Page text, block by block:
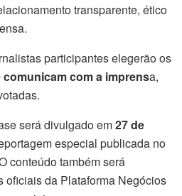
transparente, ético
participantes elegerão os
comunicam com a imprensa,
será divulgado em27 de
especial publicada no
conteúdo também será
oficiais da Plataforma Negócios